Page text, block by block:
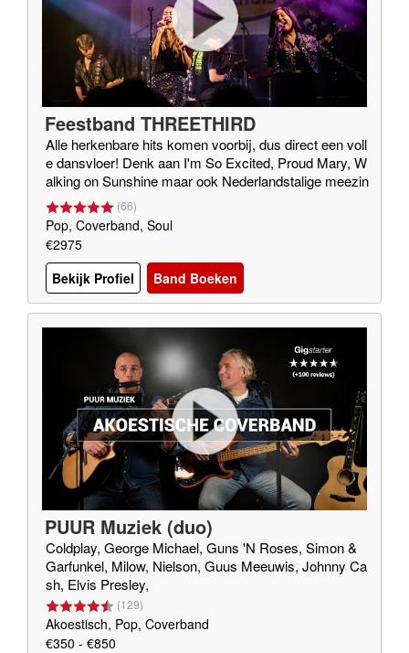
Feestband THREETHIRD
Alle herkenbare hits komen voorbij, dus direct een voll
e dansvloer! Denk aan I'm So Excited, Proud Mary, W
alking on Sunshine maar ook Nederlandstalige meezin
gers en te gekke medleys
(66)
Pop, Coverband, Soul
€2975
Bekijk Profiel
Band Boeken
PUUR Muziek (duo)
Coldplay, George Michael, Guns 'N Roses, Simon &
Garfunkel, Milow, Nielson, Guus Meeuwis, Johnny Ca
sh, Elvis Presley,
(129)
Akoestisch, Pop, Coverband
€350 - €850